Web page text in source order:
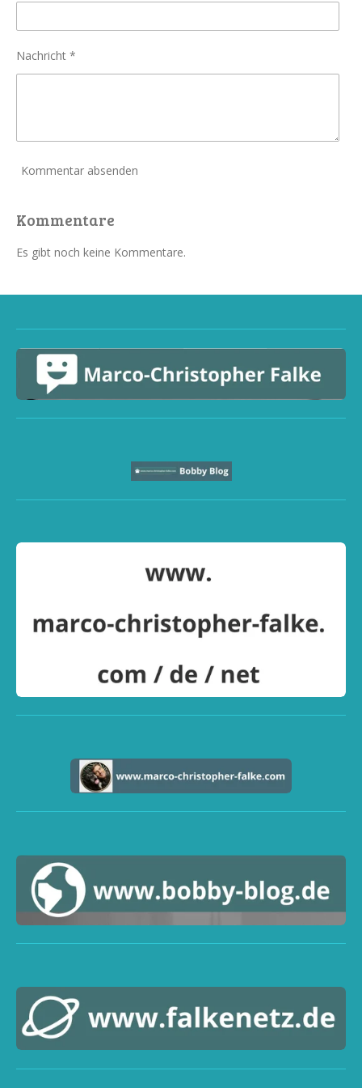
Nachricht *
Kommentar absenden
Kommentare
Es gibt noch keine Kommentare.